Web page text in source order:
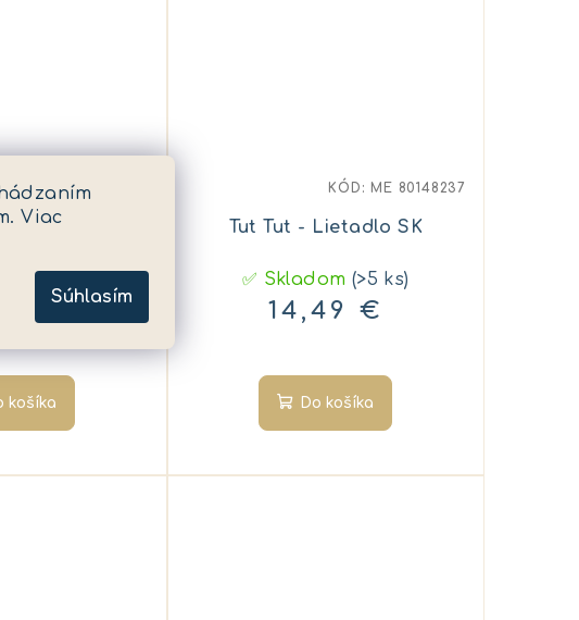
Viac
Súhlasím
SK
(>5 ks)
€
košíka
KÓD: ME 80119837
Tut Tut - Lietadlo SK
✅ Skladom (>5 ks)
14,49 €
Do košíka
KÓD: ME 80148237